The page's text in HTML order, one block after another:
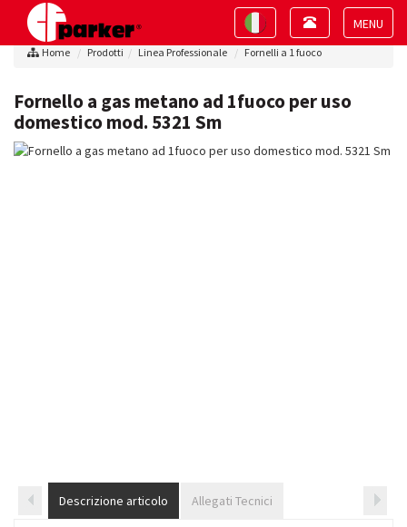
Toggle
Toggle
navigation
Toggle
navigation
Home Prodotti Linea Professionale Fornelli a 1 fuoco
Fornello a gas metano ad 1fuoco per uso
domestico mod. 5321 Sm
Descrizione articolo Allegati Tecnici